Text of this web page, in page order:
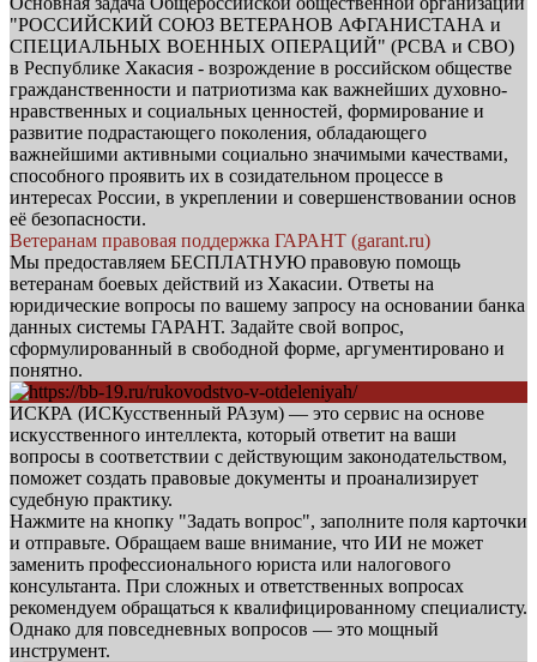
"РОССИЙСКИЙ СОЮЗ ВЕТЕРАНОВ АФГАНИСТАНА и
СПЕЦИАЛЬНЫХ ВОЕННЫХ ОПЕРАЦИЙ" (РСВА и СВО)
в Республике Хакасия - возрождение в российском обществе
гражданственности и патриотизма как важнейших духовно-
нравственных и социальных ценностей, формирование и
развитие подрастающего поколения, обладающего
важнейшими активными социально значимыми качествами,
способного проявить их в созидательном процессе в
интересах России, в укреплении и совершенствовании основ
её безопасности.
Ветеранам правовая поддержка ГАРАНТ (garant.ru)
Мы предоставляем БЕСПЛАТНУЮ правовую помощь
ветеранам боевых действий из Хакасии. Ответы на
юридические вопросы по вашему запросу на основании банка
данных системы ГАРАНТ. Задайте свой вопрос,
сформулированный в свободной форме, аргументировано и
понятно.
ИСКРА (ИСКусственный РАзум) — это сервис на основе
искусственного интеллекта, который ответит на ваши
вопросы в соответствии с действующим законодательством,
поможет создать правовые документы и проанализирует
судебную практику.
Нажмите на кнопку "Задать вопрос", заполните поля карточки
и отправьте. Обращаем ваше внимание, что ИИ не может
заменить профессионального юриста или налогового
консультанта. При сложных и ответственных вопросах
рекомендуем обращаться к квалифицированному специалисту.
Однако для повседневных вопросов — это мощный
инструмент.